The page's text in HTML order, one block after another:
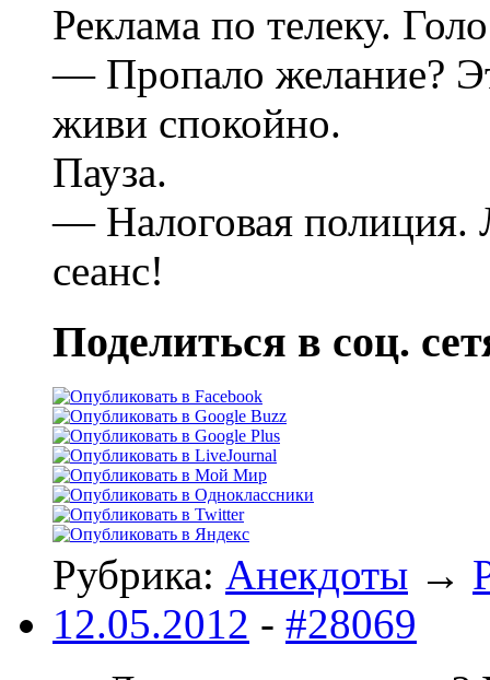
Реклама по телеку.
— Пропало желание?
живи спокойно.
Пауза.
— Налоговая полиция.
сеанс!
Поделиться в соц.
Рубрика: Анекдоты →
12.05.2012 - #28069